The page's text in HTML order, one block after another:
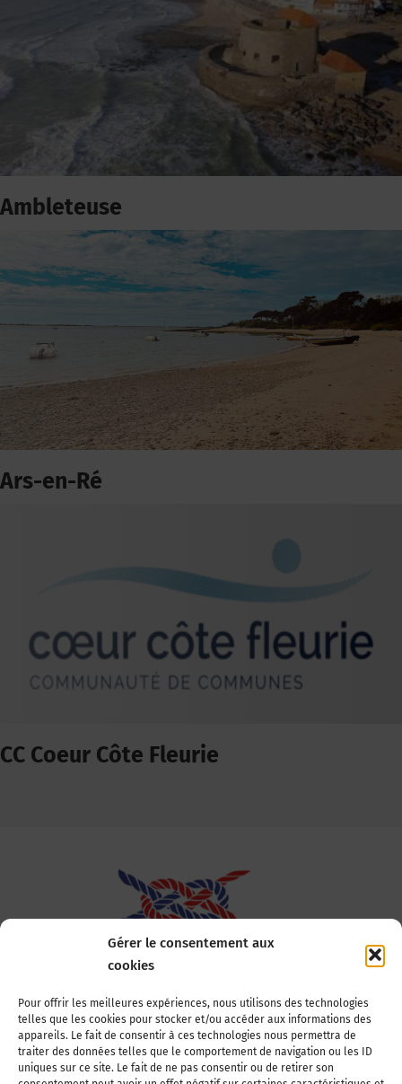
Gérer le consentement aux
cookies
Pour offrir les meilleures expériences, nous utilisons des technologies
telles que les cookies pour stocker et/ou accéder aux informations des
appareils. Le fait de consentir à ces technologies nous permettra de
traiter des données telles que le comportement de navigation ou les ID
uniques sur ce site. Le fait de ne pas consentir ou de retirer son
Ambleteuse
Ars-en-Ré
CC Coeur Côte Fleurie
Association Nationale des Elus des Littoraux
22, boulevard de la Tour-Maubourg
75007 Paris
Tél : 01 44 11 11 70